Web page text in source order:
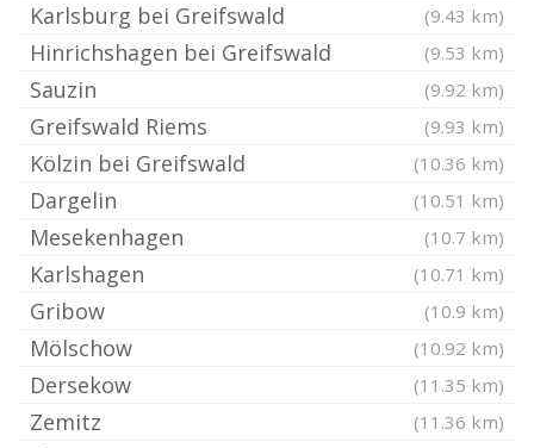
Karlsburg bei Greifswald (9.43 km)
Hinrichshagen bei Greifswald (9.53 km)
Sauzin (9.92 km)
Greifswald Riems (9.93 km)
Kölzin bei Greifswald (10.36 km)
Dargelin (10.51 km)
Mesekenhagen (10.7 km)
Karlshagen (10.71 km)
Gribow (10.9 km)
Mölschow (10.92 km)
Dersekow (11.35 km)
Zemitz (11.36 km)